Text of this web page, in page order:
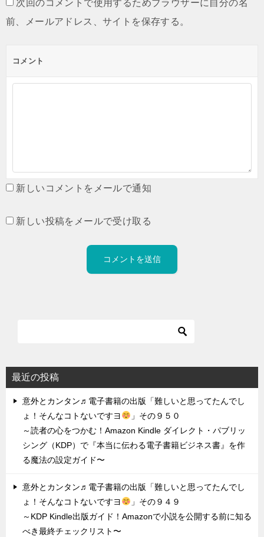
次回のコメントで使用するためブラウザーに自分の名
前、メールアドレス、サイトを保存する。
コメント
新しいコメントをメールで通知
新しい投稿をメールで受け取る
最近の投稿
意外とカンタン♬電子書籍の出版「難しいと思ってたんでし
ょ！そんなコトないですヨ
」その９５０
～読者の心をつかむ！Amazon Kindle ダイレクト・パブリッ
シング（KDP）で『本当に伝わる電子書籍ビジネス書』を作
る魔法の設定ガイド〜
意外とカンタン♬電子書籍の出版「難しいと思ってたんでし
ょ！そんなコトないですヨ
」その９４９
～KDP Kindle出版ガイド！Amazonで小説を公開する前に知る
べき最終チェックリスト〜